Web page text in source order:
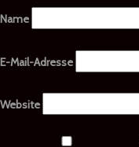
Name
E-Mail-Adresse
Website